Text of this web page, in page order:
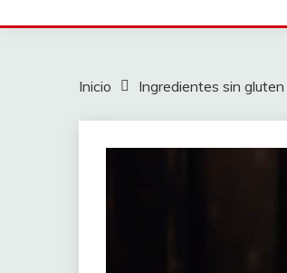
Inicio Ingredientes sin gluten